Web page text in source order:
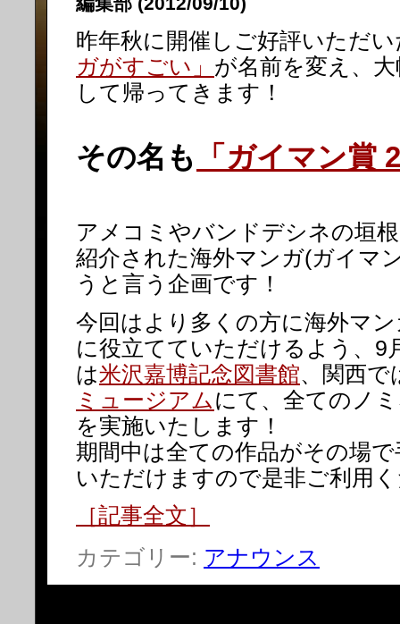
昨年秋に開催しご好評いただい
ガがすごい」 が名前を変え、
して帰ってきます！
その名も 「ガイマン賞
アメコミやバンドデシネの垣
紹介された海外マンガ(ガイマ
うと言う企画です！
今回はより多くの方に海外マ
に役立てていただけるよう、9
は米沢嘉博記念図書館、関西で
ミュージアムにて、全てのノ
を実施いたします！
期間中は全ての作品がその場
いただけますので是非ご利用
［記事全文］
カテゴリー: アナウンス